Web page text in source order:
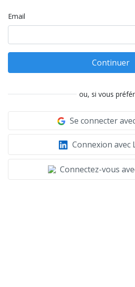
Email
Continuer
ou, si vous
Se connecter
Connexion avec
Connectez-vous